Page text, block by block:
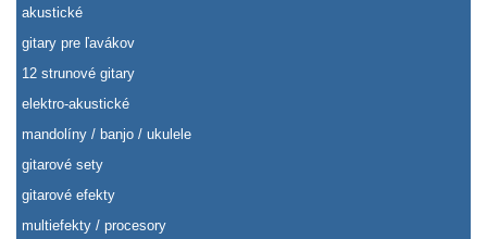
akustické
gitary pre ľavákov
12 strunové gitary
elektro-akustické
mandolíny / banjo / ukulele
gitarové sety
gitarové efekty
multiefekty / procesory